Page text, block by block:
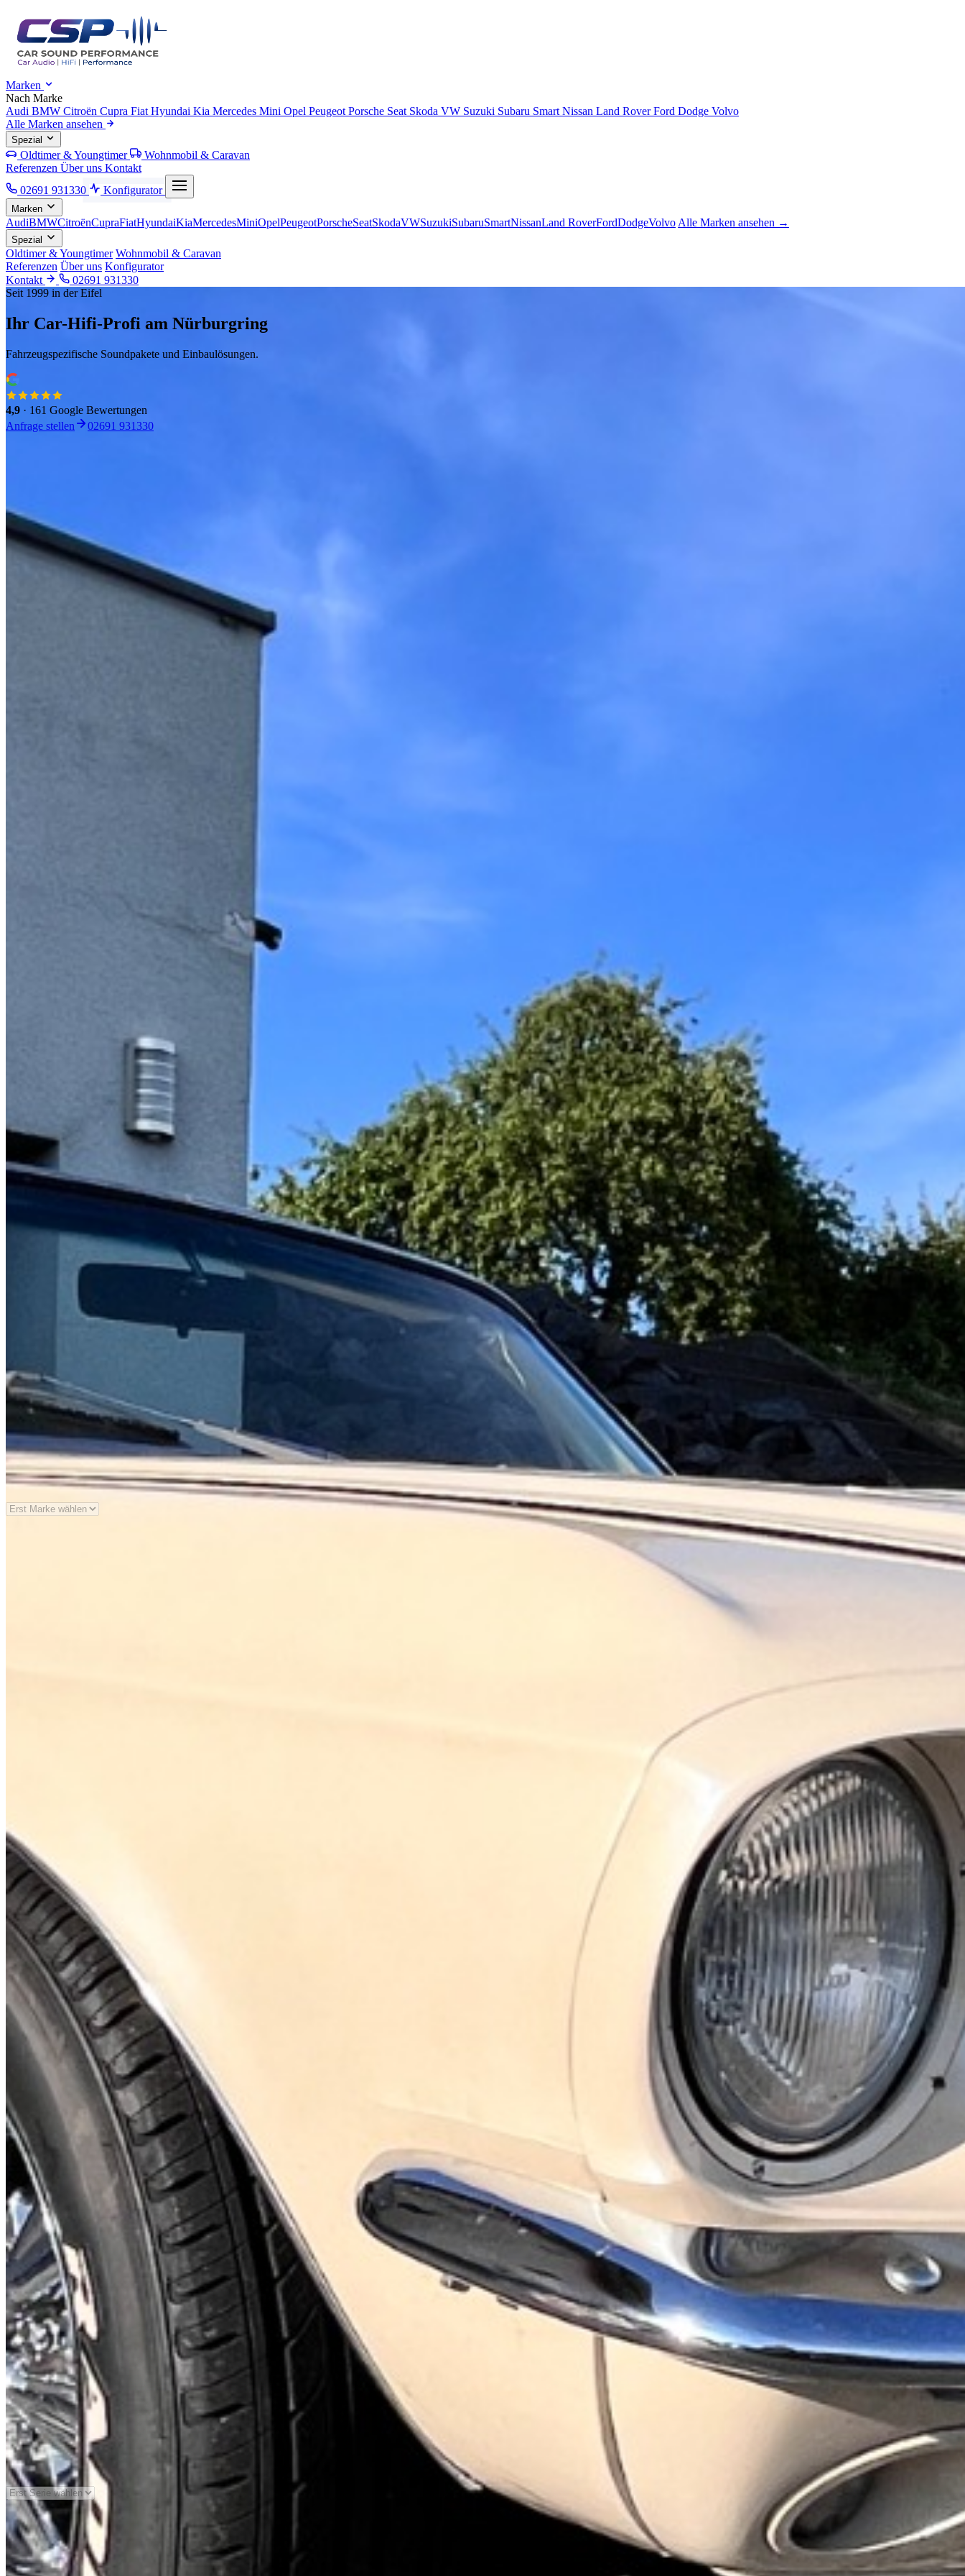
Marken
Nach Marke
Audi BMW Citroën Cupra Fiat Hyundai Kia Mercedes Mini Opel Peugeot Porsche Seat Skoda VW Suzuki Subaru Smart Nissan Land RoverFord Dodge Volvo
Alle Marken ansehen
Spezial
Oldtimer & Youngtimer
Wohnmobil & Caravan
Referenzen Über uns Kontakt
02691 931330
Konfigurator
Marken
AudiBMWCitroënCupraFiatHyundaiKiaMercedesMiniOpelPeugeotPorscheSeatSkodaVWSuzukiSubaruSmartNissanLand RoverFordDodgeVolvo Alle Marken ansehen →
Spezial
Oldtimer & Youngtimer Wohnmobil & Caravan
Referenzen Über uns Konfigurator
Kontakt
02691 931330
Seit 1999 in der Eifel
Ihr Car-Hifi-Profi am Nürburgring
Fahrzeugspezifische Soundpakete und Einbaulösungen.
4,9 · 161 Google Bewertungen
Anfrage stellen
02691 931330
Marke
Generation